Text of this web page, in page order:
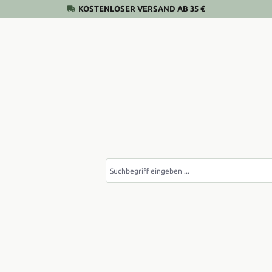
KOSTENLOSER VERSAND AB 35 €